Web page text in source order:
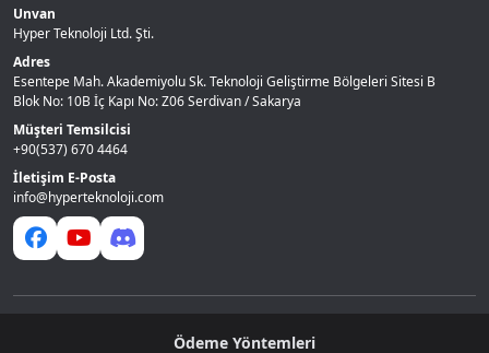
Unvan
Hyper Teknoloji Ltd. Şti.
Adres
Esentepe Mah. Akademiyolu Sk. Teknoloji Geliştirme Bölgeleri Sitesi B
Blok No: 10B İç Kapı No: Z06 Serdivan / Sakarya
Müşteri Temsilcisi
+90(537) 670 4464
İletişim E-Posta
info@hyperteknoloji.com
Ödeme Yöntemleri